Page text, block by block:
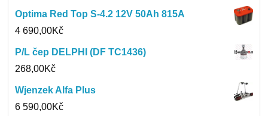
Optima Red Top S-4.2 12V 50Ah 815A
4 690,00Kč
P/L čep DELPHI (DF TC1436)
268,00Kč
Wjenzek Alfa Plus
6 590,00Kč